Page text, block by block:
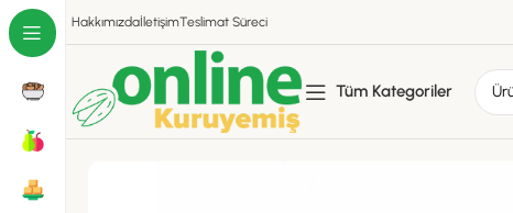
HakkımızdaİletişimTeslimat Süreci
Tüm Kategoriler